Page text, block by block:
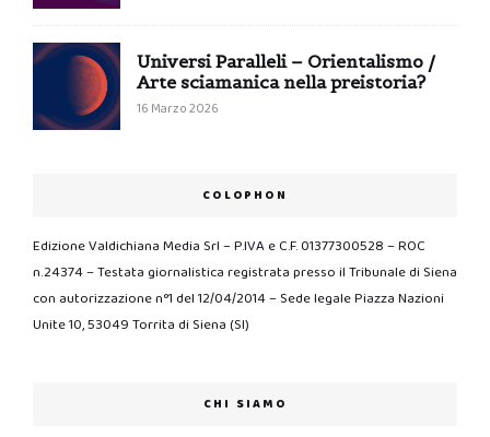
Universi Paralleli – Orientalismo /
Arte sciamanica nella preistoria?
16 Marzo 2026
COLOPHON
Edizione Valdichiana Media Srl – P.IVA e C.F. 01377300528 – ROC
n.24374 – Testata giornalistica registrata presso il Tribunale di Siena
con autorizzazione n°1 del 12/04/2014 – Sede legale Piazza Nazioni
Unite 10, 53049 Torrita di Siena (SI)
CHI SIAMO